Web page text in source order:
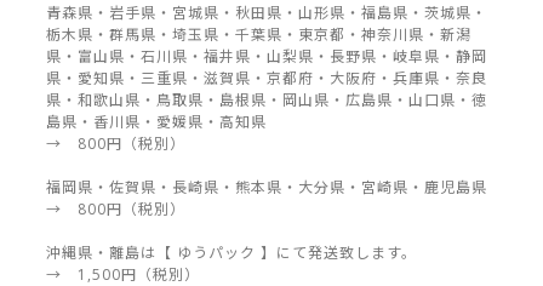
青森県・岩手県・宮城県・秋田県・山形県・福島県・茨城県・
栃木県・群馬県・埼玉県・千葉県・東京都・神奈川県・新潟
県・富山県・石川県・福井県・山梨県・長野県・岐阜県・静岡
県・愛知県・三重県・滋賀県・京都府・大阪府・兵庫県・奈良
県・和歌山県・鳥取県・島根県・岡山県・広島県・山口県・徳
島県・香川県・愛媛県・高知県
→ 800円（税別）
福岡県・佐賀県・長崎県・熊本県・大分県・宮崎県・鹿児島県
→ 800円（税別）
沖縄県・離島は【 ゆうパック 】にて発送致します。
→ 1,500円（税別）